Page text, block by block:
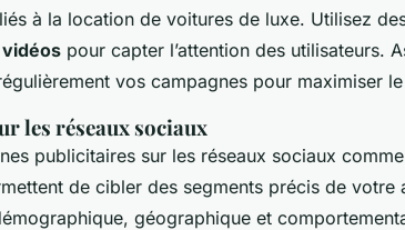
à la location de voitures de luxe. Utilisez
vidéos pour capter l’attention des utilisateurs.
vos campagnes pour maximiser
les réseaux sociaux
publicitaires sur les réseaux sociaux
de cibler des segments précis de votre
géographique et